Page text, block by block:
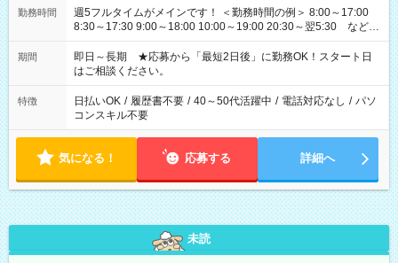
勤務時間
週5フルタイムがメインです！ ＜勤務時間の例＞ 8:00～17:00
8:30～17:30 9:00～18:00 10:00～19:00 20:30～翌5:30 など ★
その他にも勤務時間多数！ 日勤のみ、残業なし、交替制など
ご希望を教えてください！
期間
即日～長期 ★応募から「最短2日後」に勤務OK！スタート日
はご相談ください。
特徴 日払いOK / 履歴書不要 / 40～50代活躍中 / 電話対応なし / パソ
コンスキル不要
気になる！ 応募する 詳細へ
未読